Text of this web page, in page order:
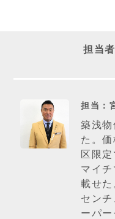
担当
担当：
築浅
た。
区限
マイ
載せた
セン
ーパ